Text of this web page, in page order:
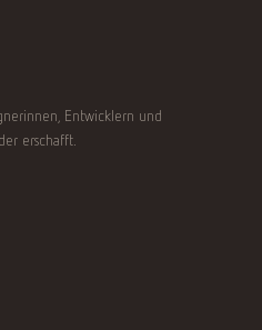
Entwicklern und
erschafft.